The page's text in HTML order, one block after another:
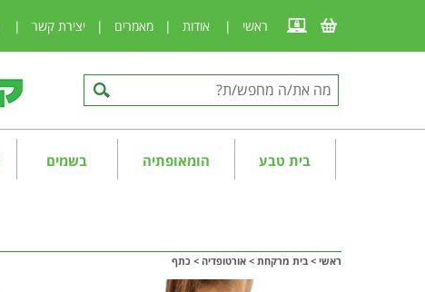
ראשי | אודות | מאמרים | יצירת קשר |
בית טבע הומאופתיה בשמים
ראשי > בית מרקחת > אורטופדיה > כתף